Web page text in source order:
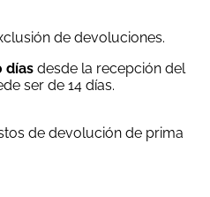
de devoluciones.
días desde la recepción del
ser de 14 días.
de devolución de prima